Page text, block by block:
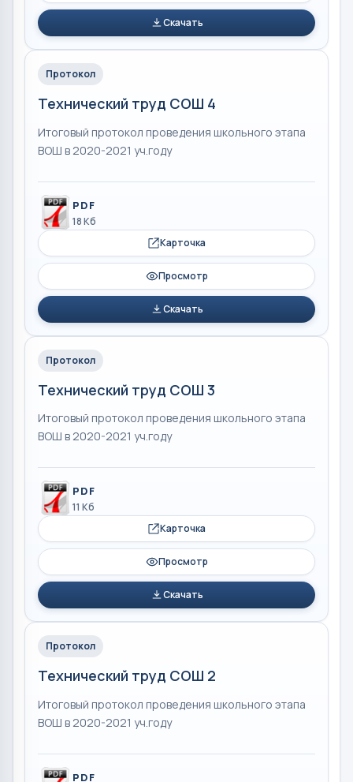
Скачать
Протокол
Технический труд СОШ 4
Итоговый протокол проведения школьного этапа
ВОШ в 2020-2021 уч.году
PDF
18 Кб
Карточка
Просмотр
Скачать
Протокол
Технический труд СОШ 3
Итоговый протокол проведения школьного этапа
ВОШ в 2020-2021 уч.году
PDF
11 Кб
Карточка
Просмотр
Скачать
Протокол
Технический труд СОШ 2
Итоговый протокол проведения школьного этапа
ВОШ в 2020-2021 уч.году
PDF